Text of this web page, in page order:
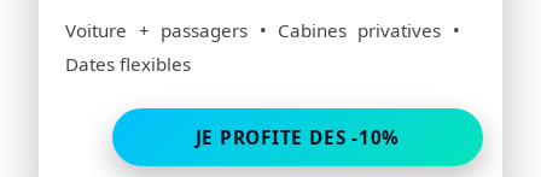
Voiture + passagers • Cabines privatives •
Dates flexibles
JE PROFITE DES -10%